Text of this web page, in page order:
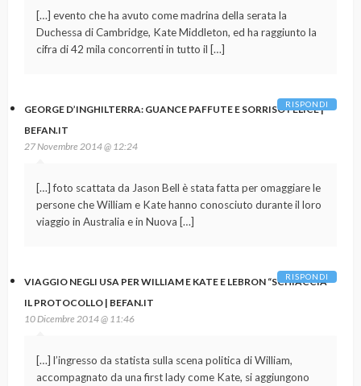
[…] evento che ha avuto come madrina della serata la
Duchessa di Cambridge, Kate Middleton, ed ha raggiunto la
cifra di 42 mila concorrenti in tutto il […]
GEORGE D’INGHILTERRA: GUANCE PAFFUTE E SORRISO FELICE |
BEFAN.IT
27 Novembre 2014 @ 12:24
[…] foto scattata da Jason Bell è stata fatta per omaggiare le
persone che William e Kate hanno conosciuto durante il loro
viaggio in Australia e in Nuova […]
RISPONDI
VIAGGIO NEGLI USA PER WILLIAM E KATE E LEBRON “SCHIACCIA”
IL PROTOCOLLO | BEFAN.IT
10 Dicembre 2014 @ 11:46
[…] l’ingresso da statista sulla scena politica di William,
accompagnato da una first lady come Kate, si aggiungono
RISPONDI